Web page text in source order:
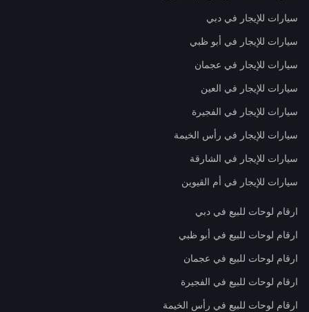
سيارات للإيجار في دبي
سيارات للإيجار في أبو ظبي
سيارات للإيجار في عجمان
سيارات للإيجار في العين
سيارات للإيجار في الفجيرة
سيارات للإيجار في رأس الخيمة
سيارات للإيجار في الشارقة
سيارات للإيجار في أم القيوين
ارقام لوحات للبيع في دبي
ارقام لوحات للبيع في أبو ظبي
ارقام لوحات للبيع في عجمان
ارقام لوحات للبيع في الفجيرة
ارقام لوحات للبيع في رأس الخيمة